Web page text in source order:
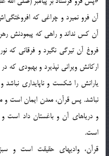
آن‌ فرو نميرد و چراغي‌ كه‌
آن‌ كس‌ نداند و راهي‌ كه‌ پيمودنش‌
فروغ‌ آن‌ تيرگي‌ نگيرد و فرقاني‌ كه‌
اركانش‌ ويراني‌ نپذيرد و بهبودي‌ كه‌
يارانش‌ را شكست‌ و ناپايداري‌
نباشد. پس‌ قرآن‌، معدن‌ ايمان‌ است‌
و درياهاي‌ آن‌ و باغستان‌ داد است‌ و
است‌.
قرآن‌، واديهاي‌ حقيقت‌ است‌ و